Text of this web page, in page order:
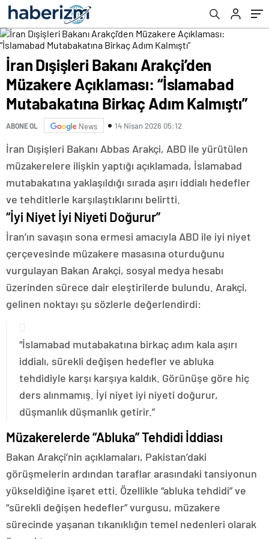
Adım Kalmıştı”
İran Dışişleri Bakanı Arakçi’den
Müzakere Açıklaması: “İslamabad
Mutabakatına Birkaç Adım Kalmıştı”
ABONE OL News 14 Nisan 2026 05:12
İran Dışişleri Bakanı Abbas Arakçi, ABD ile yürütülen
müzakerelere ilişkin yaptığı açıklamada, İslamabad
mutabakatına yaklaşıldığı sırada aşırı iddialı hedefler
ve tehditlerle karşılaştıklarını belirtti.
“İyi Niyet İyi Niyeti Doğurur”
İran’ın savaşın sona ermesi amacıyla ABD ile iyi niyet
çerçevesinde müzakere masasına oturduğunu
vurgulayan Bakan Arakçi, sosyal medya hesabı
üzerinden sürece dair eleştirilerde bulundu. Arakçi,
gelinen noktayı şu sözlerle değerlendirdi:
“İslamabad mutabakatına birkaç adım kala aşırı
iddialı, sürekli değişen hedefler ve abluka
tehdidiyle karşı karşıya kaldık. Görünüşe göre hiç
ders alınmamış. İyi niyet iyi niyeti doğurur,
düşmanlık düşmanlık getirir.”
Müzakerelerde “Abluka” Tehdidi İddiası
Bakan Arakçi’nin açıklamaları, Pakistan’daki
görüşmelerin ardından taraflar arasındaki tansiyonun
yükseldiğine işaret etti. Özellikle “abluka tehdidi” ve
“sürekli değişen hedefler” vurgusu, müzakere
sürecinde yaşanan tıkanıklığın temel nedenleri olarak